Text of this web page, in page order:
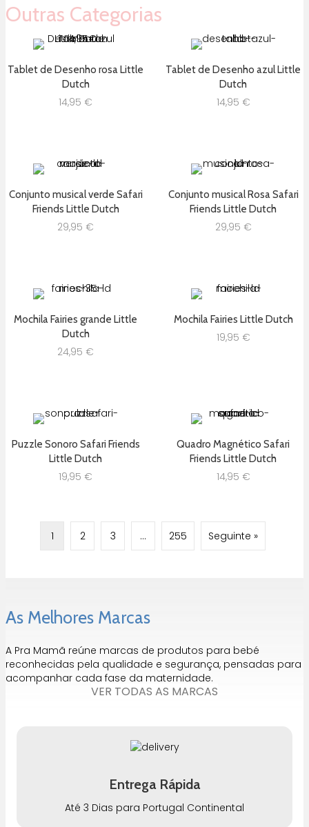
Outras Categorias
Tablet de Desenho rosa Little
Dutch
14,95 €
Tablet de Desenho azul Little
Dutch
14,95 €
Conjunto musical verde Safari
Friends Little Dutch
29,95 €
Conjunto musical Rosa Safari
Friends Little Dutch
29,95 €
Mochila Fairies grande Little
Dutch
24,95 €
Mochila Fairies Little Dutch
19,95 €
Puzzle Sonoro Safari Friends
Little Dutch
19,95 €
Quadro Magnético Safari
Friends Little Dutch
14,95 €
1 2 3 … 255 Seguinte »
As Melhores Marcas
A Pra Mamã reúne marcas de produtos para bebé
reconhecidas pela qualidade e segurança, pensadas para
acompanhar cada fase da maternidade.
VER TODAS AS MARCAS
Entrega Rápida
Até 3 Dias para Portugal Continental